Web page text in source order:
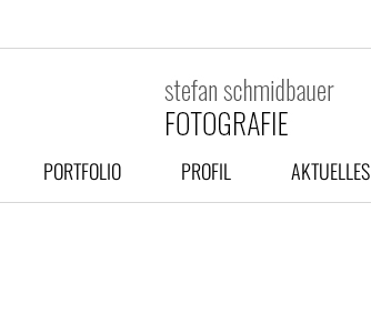
PORTFOLIO PROFIL AKTUELLES